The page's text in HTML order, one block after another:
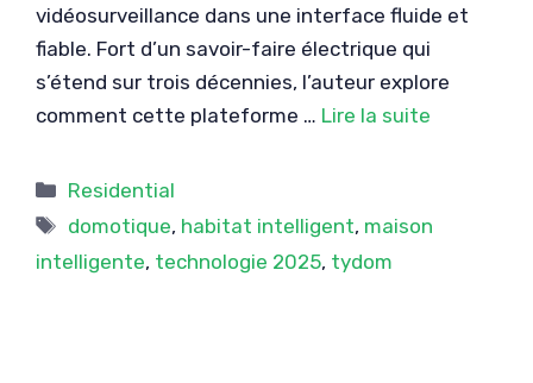
vidéosurveillance dans une interface fluide et
fiable. Fort d’un savoir-faire électrique qui
s’étend sur trois décennies, l’auteur explore
comment cette plateforme … Lire la suite
Catégories
Residential
Étiquettes
domotique, habitat intelligent, maison
intelligente, technologie 2025, tydom